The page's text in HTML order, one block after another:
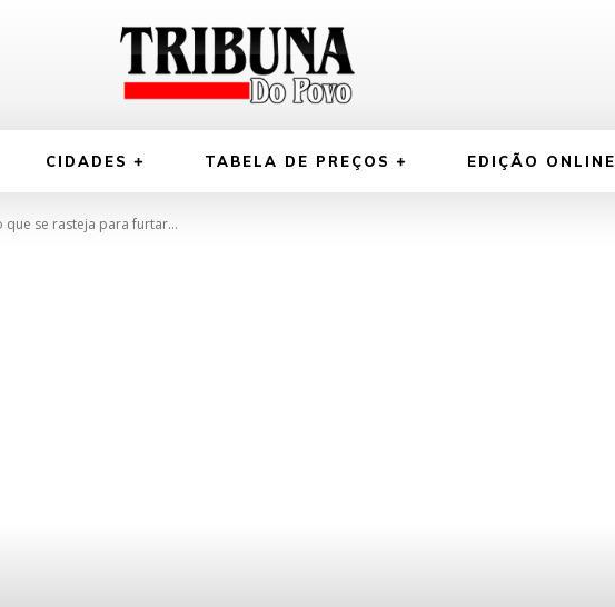
CIDADES TABELA DE PREÇOS EDIÇÃO ONLINE
que se rasteja para furtar...